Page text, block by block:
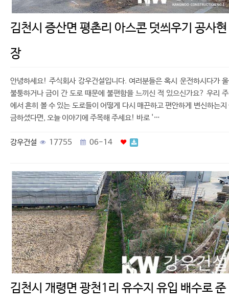
김천시 증산면 평촌리 아스콘 덧씌우기 공사현
장
안녕하세요! 주식회사 강우건설입니다. 여러분들은 혹시 운전하시다가
불퉁하거나 금이 간 도로 때문에 불편함을 느끼신 적 있으신가요? 우리
에서 흔히 볼 수 있는 도로들이 어떻게 다시 매끈하고 편안하게 변신하는지
금하셨다면, 오늘 이야기에 주목해 주세요! 바로 '…
강우건설 17755 06-14
김천시 개령면 광천1리 유수지 유입 배수로 준